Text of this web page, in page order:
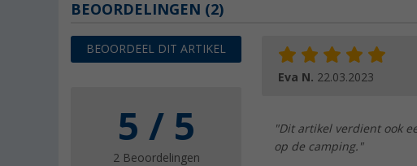
BEOORDELINGEN (2)
BEOORDEEL DIT ARTIKEL
5 / 5
2 Beoordelingen
Eva N. 22.03.2023
"Dit artikel verdient ook
op de camping."